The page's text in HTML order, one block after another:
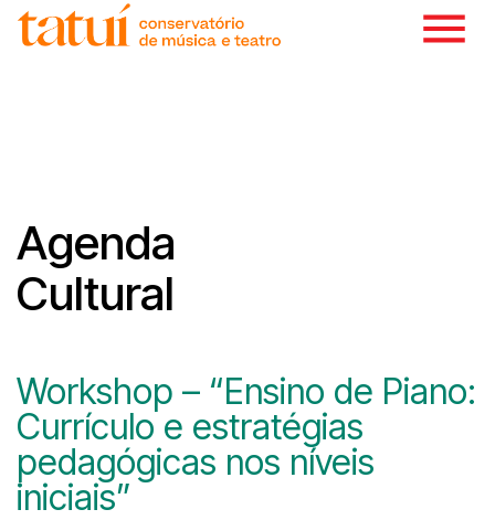
Agenda
Cultural
Workshop – “Ensino de Piano:
Currículo e estratégias
pedagógicas nos níveis
iniciais”